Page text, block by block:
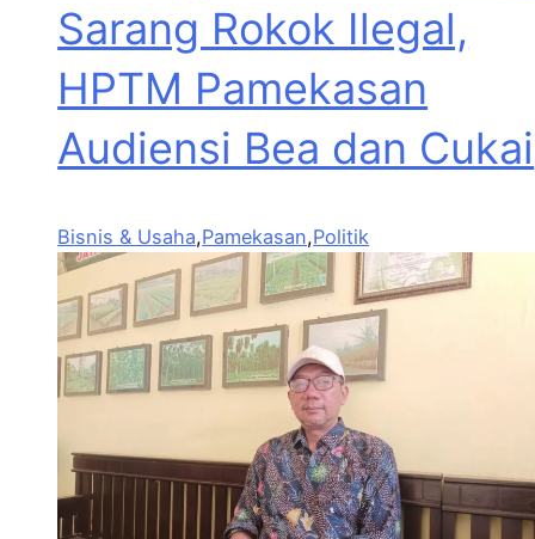
Sarang Rokok Ilegal,
HPTM Pamekasan
Audiensi Bea dan Cukai
Bisnis & Usaha,Pamekasan,Politik